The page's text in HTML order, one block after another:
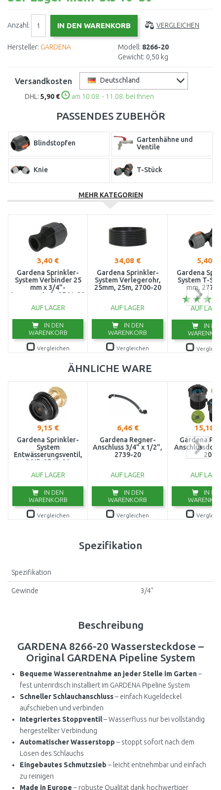
Anzahl: VERGLEICHEN
Hersteller: GARDENA Modell: 8266-20
Gewicht: 0,50 kg
Versandkosten Deutschland
DHL: 5,90 € am 10.08. - 11.08. bei Ihnen
PASSENDES ZUBEHÖR
Blindstopfen
Gartenhähne und
Ventile
Knie T-Stück
Verbinder - Innere
Verteilerrohre
Wassersteckdosen und
Armaturen
MEHR KATEGORIEN
3,40 €
Gardena Sprinkler-
System Verbinder 25
mm x 3/4"-
Innengewinde 2761-20
AUF LAGER
IN DEN
WARENKORB
Vergleichen
34,08 €
Gardena Sprinkler-
System Verlegerohr,
25mm, 25m, 2700-20
AUF LAGER
IN DEN
WARENKORB
Vergleichen
5,40 €
Gardena
System T-
mm,
AUF
IN
ÄHNLICHE WARE
9,15 €
Gardena Sprinkler-
System
Entwässerungsventil,
3/4", 2760-20
AUF LAGER
IN DEN
WARENKORB
Vergleichen
6,46 €
Gardena Regner-
Anschluss 3/4" x 1/2",
2739-20
AUF LAGER
IN DEN
WARENKORB
Vergleichen
15,18 €
Gardena
20
AUF
IN
Beschreibung
GARDENA 8266-20 Wassersteckdose –
Original GARDENA Pipeline System
Bequeme Wasserentnahme an jeder Stelle im Garten–
fest unterirdisch installiert im GARDENA Pipeline System
Schneller Schlauchanschluss– einfach Kugeldeckel
aufschieben und verbinden
Integriertes Stoppventil– Wasserfluss nur bei vollständig
hergestellter Verbindung
Automatischer Wasserstopp – stoppt sofort nach dem
Lösen des Schlauchs
Eingebautes Schmutzsieb – leicht entnehmbar und einfach
zu reinigen
Made in Europe – robuste Qualität dank hochwertiger
Spezifikation
Spezifikation
Gewinde 3/4"